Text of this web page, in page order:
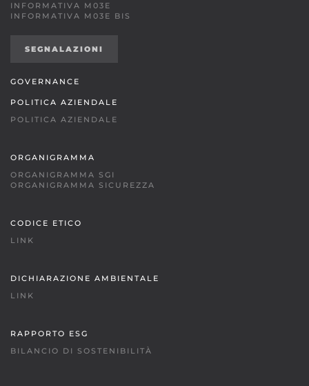
INFORMATIVA M03E
INFORMATIVA M03E BIS
SEGNALAZIONI
GOVERNANCE
POLITICA AZIENDALE
POLITICA AZIENDALE
ORGANIGRAMMA
ORGANIGRAMMA SGI
ORGANIGRAMMA SICUREZZA
CODICE ETICO
LINK
DICHIARAZIONE AMBIENTALE
LINK
RAPPORTO ESG
BILANCIO DI SOSTENIBILITÀ